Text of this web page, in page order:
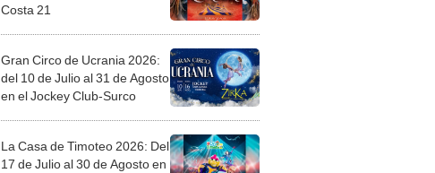
Costa 21
Gran Circo de Ucrania 2026:
del 10 de Julio al 31 de Agosto
en el Jockey Club-Surco
La Casa de Timoteo 2026: Del
17 de Julio al 30 de Agosto en